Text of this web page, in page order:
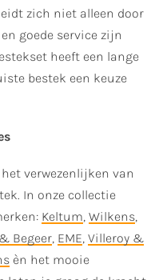
zich niet alleen door
goede service zijn
heeft een lange
bestek een keuze
verwezenlijken van
In onze collectie
Keltum, Wilkens,
Begeer, EME, Villeroy &
èn het mooie